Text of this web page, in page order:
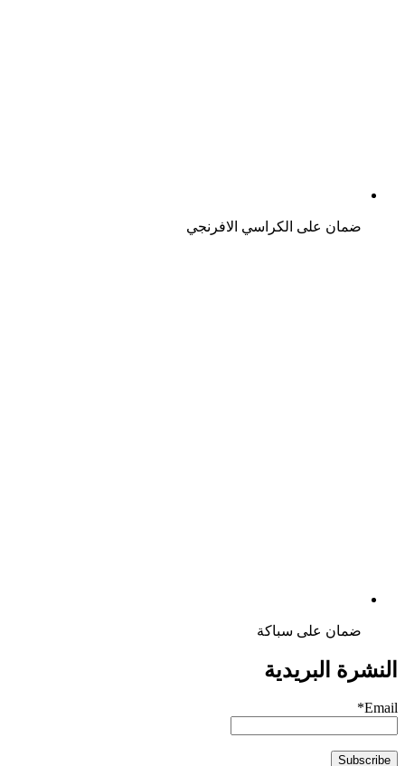
ضمان على الكراسي الافرنجي
ضمان على سباكة
النشرة البريدية
Email*